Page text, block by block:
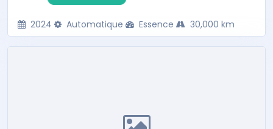
2024 Automatique Essence 30,000 km